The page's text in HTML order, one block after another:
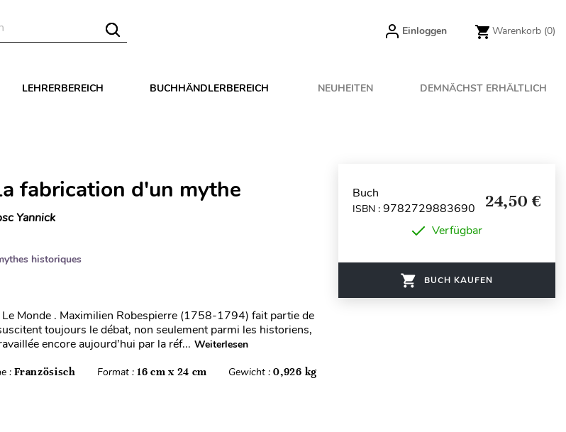
Einloggen Warenkorb (0)
LEHRERBEREICH BUCHHÄNDLERBEREICH NEUHEITEN DEMNÄCHST ERHÄLTLICH
fabrication d'un mythe
Yannick
historiques
Monde . Maximilien Robespierre (1758-1794) fait partie de
toujours le débat, non seulement parmi les historiens,
encore aujourd’hui par la réf... Weiterlesen
:Französisch Format :16 cm x 24 cm Gewicht :0,926 kg
Buch
ISBN : 9782729883690 24,50 €
Verfügbar
BUCH KAUFEN